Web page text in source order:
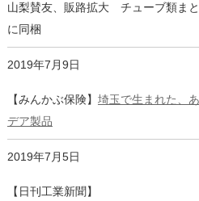
山梨賛友、販路拡大 チューブ類ま
に同梱
2019年7月9日
【みんかぶ保険】 埼玉で生まれた、
デア製品
2019年7月5日
【日刊工業新聞】